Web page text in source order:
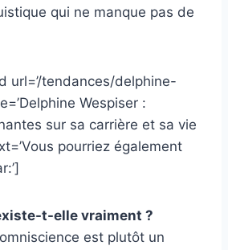
qui ne manque pas de
url=’/tendances/delphine-
Wespiser :
sur sa carrière et sa vie
pourriez également
t-elle vraiment ?
est plutôt un